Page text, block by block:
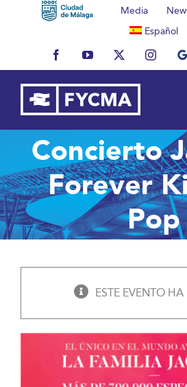
Media
Español
FacebookYouTubeX
Concierto
Forever
Pop
ESTE EVENTO